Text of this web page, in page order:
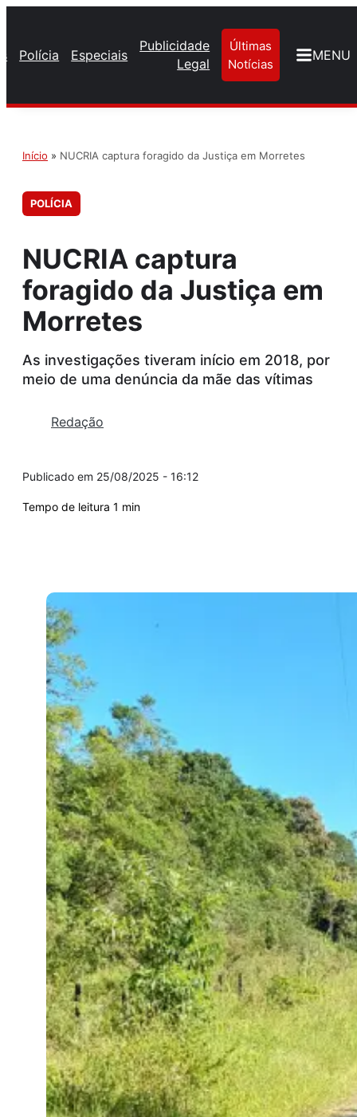
Polícia Especiais
Publicidade
Legal
Últimas
Notícias
MENU
Início » NUCRIA captura foragido da Justiça em Morretes
POLÍCIA
NUCRIA captura
foragido da Justiça em
Morretes
As investigações tiveram início em 2018, por
meio de uma denúncia da mãe das vítimas
Redação
25/08/2025 - 16:12